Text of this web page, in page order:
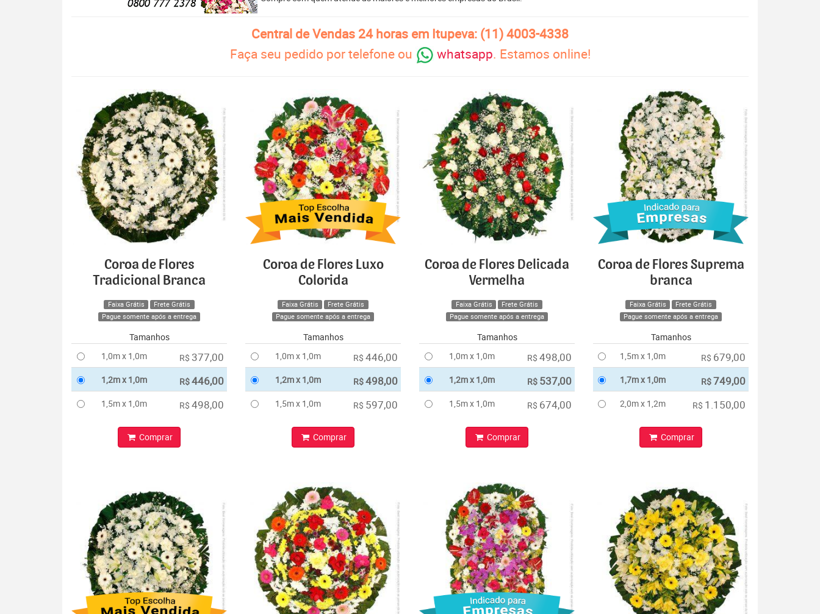
Central de Vendas 24 horas em Itupeva: (11) 4003-4338
Faça seu pedido por telefone ou
whatsapp. Estamos online!
Coroa de Flores
Tradicional Branca
Faixa Grátis
Frete Grátis
Pague somente após a entrega
Tamanhos
1,0m x 1,0m
R$ 377,00
1,2m x 1,0m R$446,00
1,5m x 1,0m R$ 498,00
Comprar
Coroa de Flores Luxo
Colorida
Faixa Grátis
Frete Grátis
Pague somente após a entrega
Tamanhos
1,0m x 1,0m
R$ 446,00
1,2m x 1,0m R$498,00
1,5m x 1,0m R$ 597,00
Comprar
Coroa de Flores Delicada
Vermelha
Faixa Grátis
Frete Grátis
Pague somente após a entrega
Tamanhos
1,0m x 1,0m
R$ 498,00
1,2m x 1,0m R$ 537,00
1,5m x 1,0m R$ 674,00
Comprar
Coroa de Flores Suprema
branca
Faixa Grátis
Frete Grátis
Pague somente após a entrega
Tamanhos
1,5m x 1,0m
R$ 679,00
1,7m x 1,0m R$749,00
2,0m x 1,2m R$ 1.150,00
Comprar